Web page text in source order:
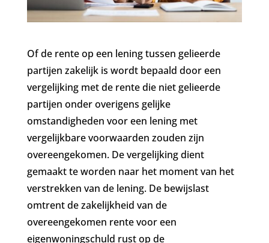
Of de rente op een lening tussen gelieerde
partijen zakelijk is wordt bepaald door een
vergelijking met de rente die niet gelieerde
partijen onder overigens gelijke
omstandigheden voor een lening met
vergelijkbare voorwaarden zouden zijn
overeengekomen. De vergelijking dient
gemaakt te worden naar het moment van het
verstrekken van de lening. De bewijslast
omtrent de zakelijkheid van de
overeengekomen rente voor een
eigenwoningschuld rust op de